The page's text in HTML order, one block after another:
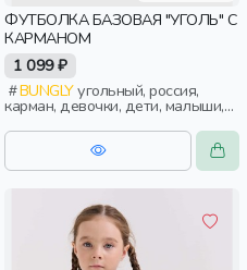
ФУТБОЛКА БАЗОВАЯ "УГОЛЬ" С
КАРМАНОМ
1 099 ₽
BUNGLYугольный, россия,
карман, девочки, дети, малыши,
дошкольники